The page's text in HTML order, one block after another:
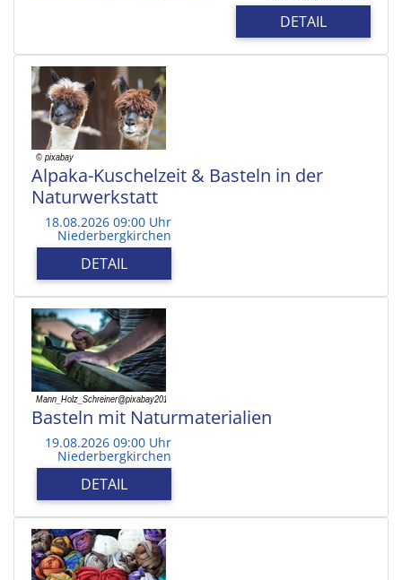
DETAIL
Alpaka-Kuschelzeit & Basteln in der
Naturwerkstatt
18.08.2026 09:00 Uhr
Niederbergkirchen
DETAIL
Basteln mit Naturmaterialien
19.08.2026 09:00 Uhr
Niederbergkirchen
DETAIL